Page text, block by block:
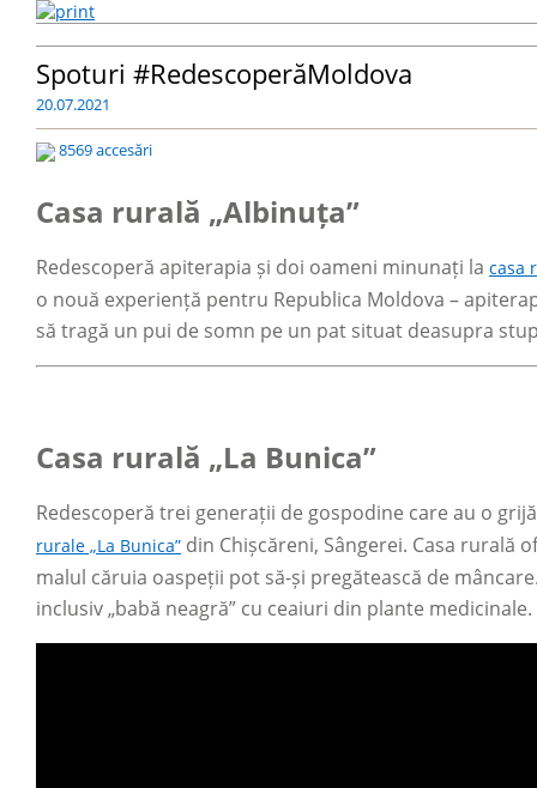
Spoturi #RedescoperăMoldova
20.07.2021
8569 accesări
Casa rurală „Albinuța”
Redescoperă apiterapia și doi oameni minunați la casa
o nouă experiență pentru Republica Moldova –
să tragă un pui de somn pe un pat situat deasupra
Casa rurală „La Bunica”
Redescoperă trei generații de gospodine care au o
rurale „La Bunica” din Chișcăreni, Sângerei. Casa rurală
malul căruia oaspeții pot să-și pregătească de
inclusiv „babă neagră” cu ceaiuri din plante medicinale.